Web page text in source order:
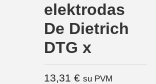
elektrodas
De Dietrich
DTG x
13,31 € su PVM